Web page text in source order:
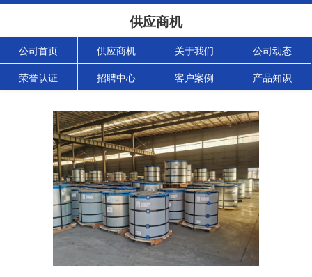
供应商机
公司首页 供应商机 关于我们 公司动态
荣誉认证 招聘中心 客户案例 产品知识